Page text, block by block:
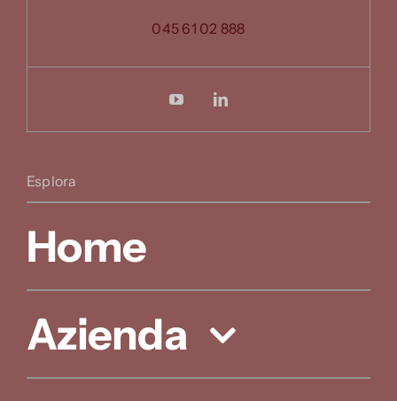
045 61 02 888
Esplora
Home
Azienda